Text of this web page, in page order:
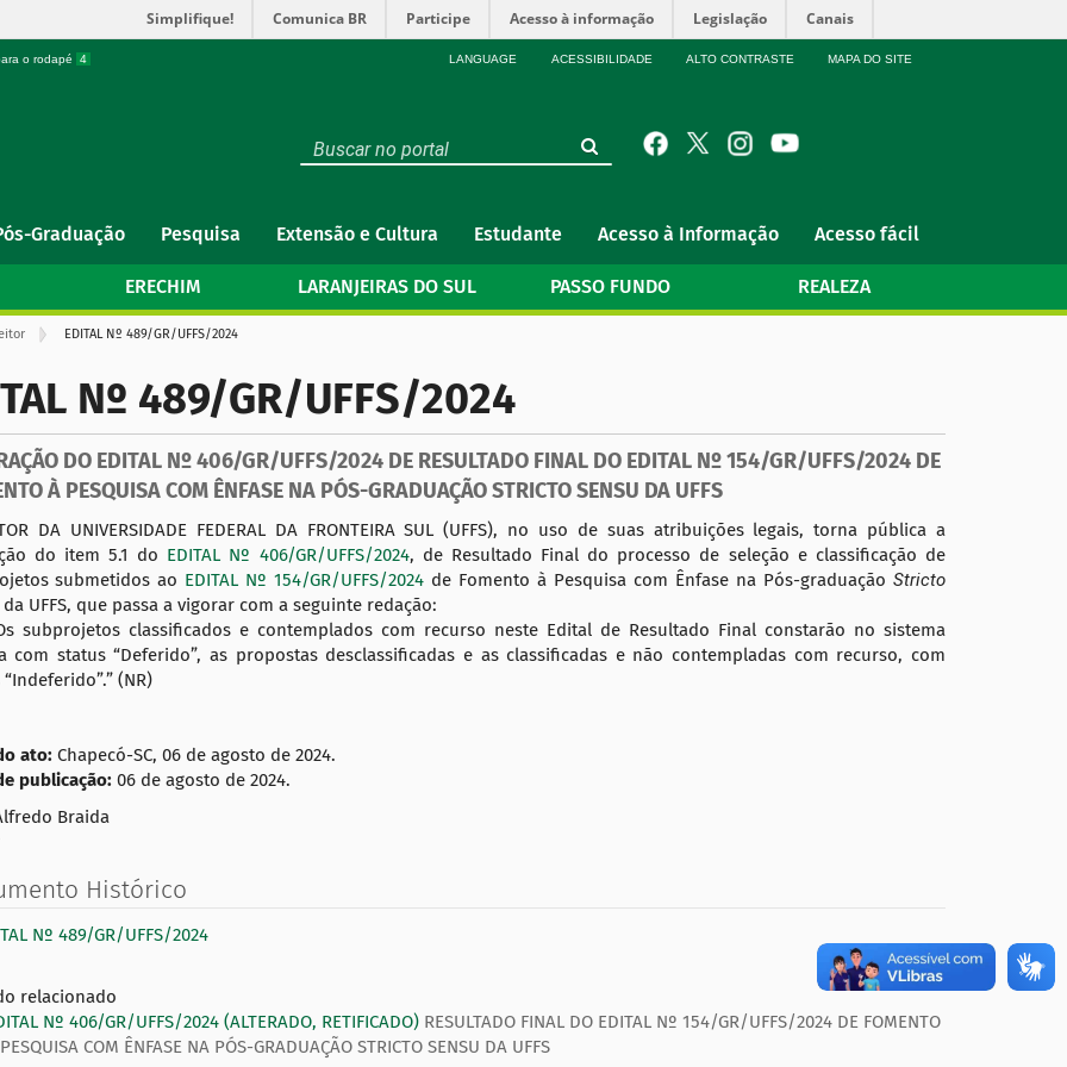
Simplifique! Comunica BR Participe Acesso à informação Legislação Canais
o rodapé 4 LANGUAGE ACESSIBILIDADE ALTO CONTRASTE MAPA DO SITE
Graduação Pesquisa Extensão e Cultura Estudante Acesso à Informação Acesso fácil
ERECHIM LARANJEIRAS DO SUL PASSO FUNDO REALEZA
EDITAL Nº 489/GR/UFFS/2024
Nº 489/GR/UFFS/2024
DO EDITAL Nº 406/GR/UFFS/2024 DE RESULTADO FINAL DO EDITAL Nº 154/GR/UFFS/2024 DE
À PESQUISA COM ÊNFASE NA PÓS-GRADUAÇÃO STRICTO SENSU DA UFFS
DA UNIVERSIDADE FEDERAL DA FRONTEIRA SUL (UFFS), no uso de suas atribuições legais, torna pública a
do item 5.1 do EDITAL Nº 406/GR/UFFS/2024, de Resultado Final do processo de seleção e classificação de
submetidos ao EDITAL Nº 154/GR/UFFS/2024 de Fomento à Pesquisa com Ênfase na Pós-graduaçãoStricto
da UFFS, que passa a vigorar com a seguinte redação:
subprojetos classificados e contemplados com recurso neste Edital de Resultado Final constarão no sistema
com status “Deferido”, as propostas desclassificadas e as classificadas e não contempladas com recurso, com
(NR)
ato: Chapecó-SC, 06 de agosto de 2024.
publicação: 06 de agosto de 2024.
Braida
Histórico
Nº 489/GR/UFFS/2024
relacionado
Nº 406/GR/UFFS/2024 (ALTERADO, RETIFICADO) RESULTADO FINAL DO EDITAL Nº 154/GR/UFFS/2024 DE FOMENTO
COM ÊNFASE NA PÓS-GRADUAÇÃO STRICTO SENSU DA UFFS